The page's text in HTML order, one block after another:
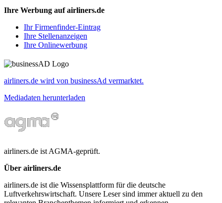
Ihre Werbung auf airliners.de
Ihr Firmenfinder-Eintrag
Ihre Stellenanzeigen
Ihre Onlinewerbung
airliners.de wird von businessAd vermarktet.
Mediadaten herunterladen
airliners.de ist AGMA-geprüft.
Über airliners.de
airliners.de ist die Wissensplattform für die deutsche
Luftverkehrswirtschaft. Unsere Leser sind immer aktuell zu den